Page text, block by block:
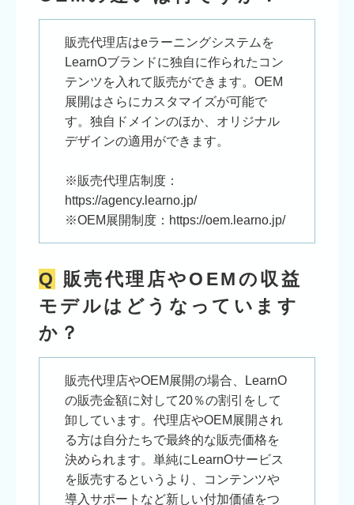
販売代理店はeラーニングシステムを
LearnOブランドに独自に作られたコン
テンツを入れて販売ができます。OEM
展開はさらにカスタマイズが可能で
す。独自ドメインのほか、オリジナル
デザインの適用ができます。
※販売代理店制度：
https://agency.learno.jp/
※OEM展開制度： https://oem.learno.jp/
Q 販売代理店やOEMの収益
モデルはどうなっています
か？
販売代理店やOEM展開の場合、LearnO
の販売金額に対して20％の割引をして
卸しています。代理店やOEM展開され
る方は自分たちで最終的な販売価格を
決められます。単純にLearnOサービス
を販売するというより、コンテンツや
導入サポートなど新しい付加価値をつ